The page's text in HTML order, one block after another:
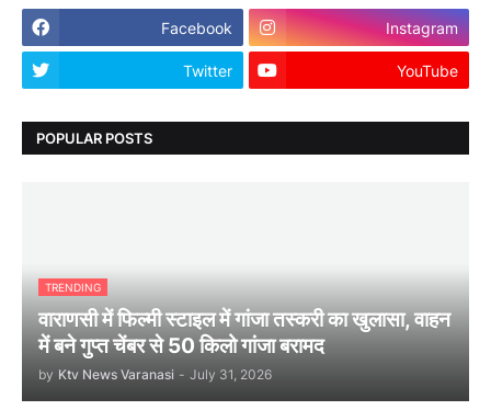
Facebook Instagram
Twitter YouTube
POPULAR POSTS
TRENDING
वाराणसी में फिल्मी स्टाइल में गांजा तस्करी का खुलासा, वाहन
में बने गुप्त चेंबर से 50 किलो गांजा बरामद
by Ktv News Varanasi - July 31, 2026